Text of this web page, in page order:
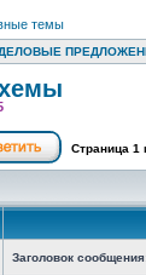
темы
Страница 1
Заголовок